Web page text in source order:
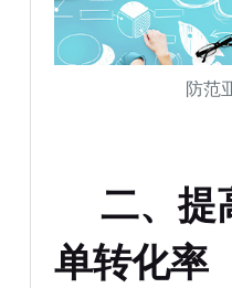
防范
二、提
单转化率